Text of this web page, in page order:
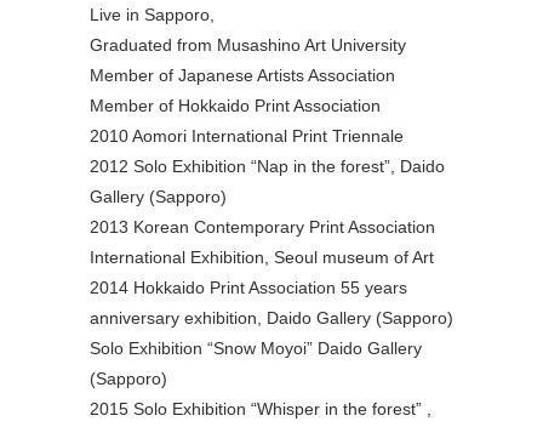
Live in Sapporo,
Graduated from Musashino Art University
Member of Japanese Artists Association
Member of Hokkaido Print Association
2010 Aomori International Print Triennale
2012 Solo Exhibition “Nap in the forest”, Daido
Gallery (Sapporo)
2013 Korean Contemporary Print Association
International Exhibition, Seoul museum of Art
2014 Hokkaido Print Association 55 years
anniversary exhibition, Daido Gallery (Sapporo)
Solo Exhibition “Snow Moyoi” Daido Gallery
(Sapporo)
2015 Solo Exhibition “Whisper in the forest” ,